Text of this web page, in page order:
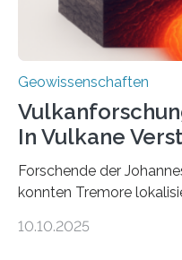
Geowissenschaften
In Vulkane
Forschende der
konnten Tremore
Vulkan? Was passiert in
10.10.2025